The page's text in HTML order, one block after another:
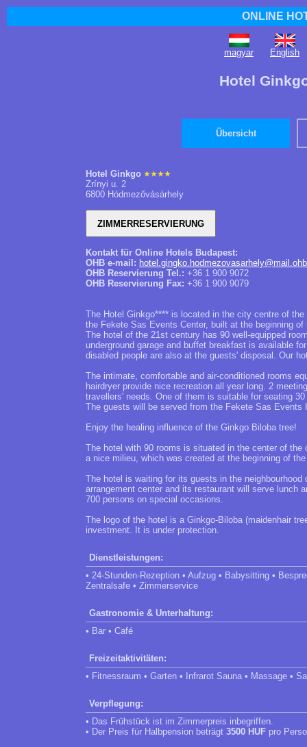
ONLINE
magyar English
Hotel
Übersicht
Hotel Ginkgo
Zrínyi u. 2
6800 Hódmezővásárhely
Kontakt für Online Hotels Budapest:
OHB e-mail:
OHB Reservierung Tel.: +36 1 900 9072
OHB Reservierung Fax: +36 1 900 9079
The Hotel Ginkgo**** is located in the city centre of
the Fekete Sas Events Center, built at the beginning
The hotel of the 21st century has 90 well-equipped
underground garage and buffet breakfast is available
disabled people are also at the guests' disposal. Our
The intimate, comfortable and air-conditioned rooms
hairdryer provide nice recreation all year long. 2
travellers' needs. One of them is suitable for seating
The guests will be served from the Fekete Sas Events
Enjoy the healing influence of the Ginkgo Biloba tree!
The hotel with 90 rooms is situated in the center of
a nice milieu, which was created at the beginning of
The hotel is waiting for its guests in the
arrangement center and its restaurant will serve lunch
700 persons on special occasions.
The logo of the hotel is a Ginkgo-Biloba (maidenhair
investment. It is under protection.
Dienstleistungen:
• 24-Stunden-Rezeption • Aufzug • Babysitting •
Zentralsafe • Zimmerservice
Gastronomie & Unterhaltung:
• Bar • Café
Freizeitaktivitäten:
• Fitnessraum • Garten • Infrarot Sauna • Massage •
Verpflegung:
• Das Frühstück ist im Zimmerpreis inbegriffen.
• Der Preis für Halbpension beträgt 3500 HUF pro